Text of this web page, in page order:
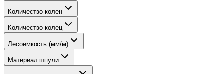
Количество колен
Количество колец
Лесоемкость (мм/м)
Материал шпули